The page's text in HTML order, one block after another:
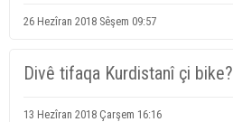
26 Hezîran 2018 Sêşem 09:57
Divê tifaqa Kurdistanî çi bike?
13 Hezîran 2018 Çarşem 16:16